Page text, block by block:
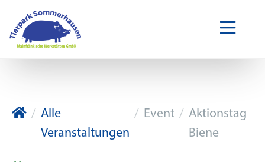
Tierpark Sommerhausen
Alle
Veranstaltungen
Event
Aktionstag
Biene